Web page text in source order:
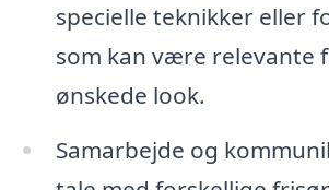
specielle teknikker eller
som kan være relevante
ønskede look.
Samarbejde og